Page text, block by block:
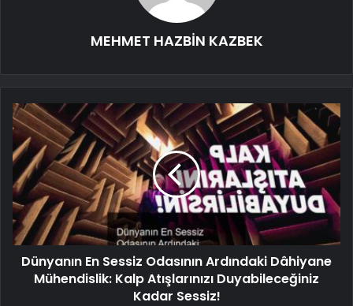
MEHMET HAZBİN KAZBEK
Dünyanın En Sessiz Odasının Ardındaki Dâhiyane
Mühendislik: Kalp Atışlarınızı Duyabileceğiniz
Kadar Sessiz!